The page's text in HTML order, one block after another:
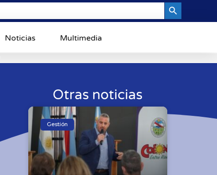
Noticias Multimedia
Otras noticias
Gestión